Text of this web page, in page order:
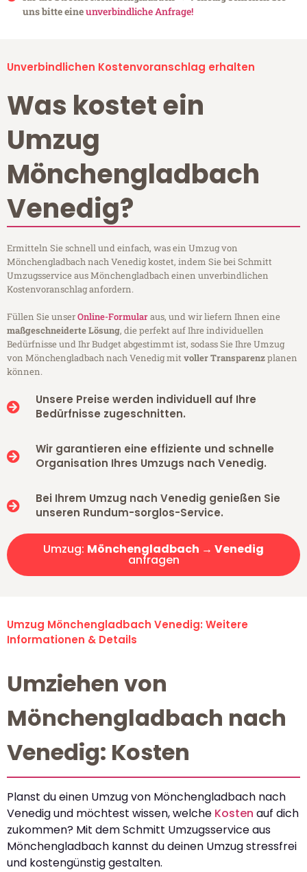
uns bitte eineunverbindliche Anfrage!
Unverbindlichen Kostenvoranschlag erhalten
Was kostet ein
Umzug
Mönchengladbach
Venedig?
Ermitteln Sie schnell und einfach, was ein Umzug von
Mönchengladbach nach Venedig kostet, indem Sie bei Schmitt
Umzugsservice aus Mönchengladbach einen unverbindlichen
Kostenvoranschlag anfordern.
Füllen Sie unserOnline-Formularaus, und wir liefern Ihnen eine
maßgeschneiderte Lösung, die perfekt auf Ihre individuellen
Bedürfnisse und Ihr Budget abgestimmt ist, sodass Sie Ihre Umzug
von Mönchengladbach nach Venedig mitvoller Transparenzplanen
können.
Unsere Preise werden individuell auf Ihre
Bedürfnisse zugeschnitten.
Wir garantieren eine effiziente und schnelle
Organisation Ihres Umzugs nach Venedig.
Bei Ihrem Umzug nach Venedig genießen Sie
unseren Rundum-sorglos-Service.
Umzug: Mönchengladbach → Venedig
anfragen
Umzug Mönchengladbach Venedig: Weitere
Informationen & Details
Umziehen von
Mönchengladbach nach
Venedig: Kosten
Planst du einen Umzug von Mönchengladbach nach
Venedig und möchtest wissen, welche Kosten auf dich
zukommen? Mit dem Schmitt Umzugsservice aus
Mönchengladbach kannst du deinen Umzug stressfrei
und kostengünstig gestalten.